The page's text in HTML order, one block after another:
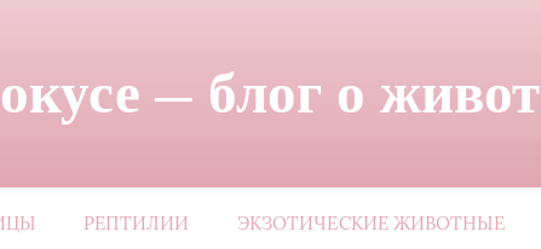
— блог о
РЕПТИЛИИ ЭКЗОТИЧЕСКИЕ ЖИВОТНЫЕ